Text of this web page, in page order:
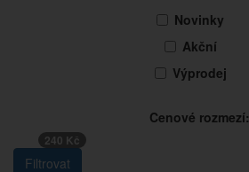
Novinky
Akční
Výprodej
Cenové rozmezí:
240 Kč